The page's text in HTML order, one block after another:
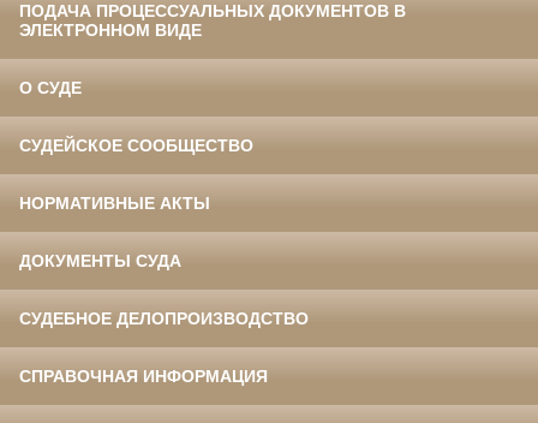
ПОДАЧА ПРОЦЕССУАЛЬНЫХ ДОКУМЕНТОВ В
ЭЛЕКТРОННОМ ВИДЕ
О СУДЕ
СУДЕЙСКОЕ СООБЩЕСТВО
НОРМАТИВНЫЕ АКТЫ
ДОКУМЕНТЫ СУДА
СУДЕБНОЕ ДЕЛОПРОИЗВОДСТВО
СПРАВОЧНАЯ ИНФОРМАЦИЯ